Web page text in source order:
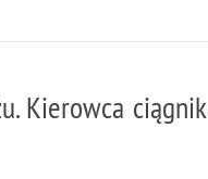
Kierowca